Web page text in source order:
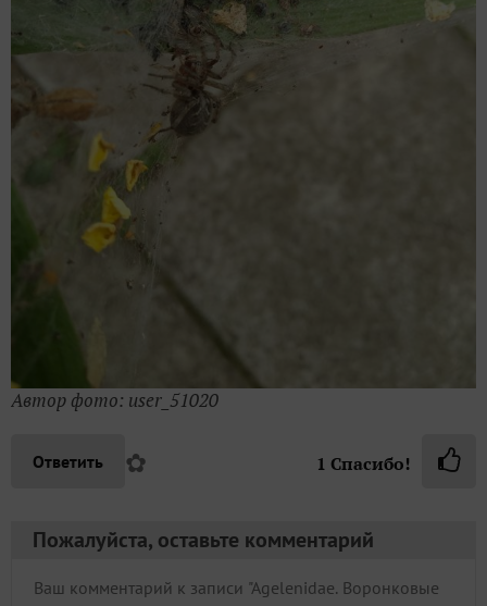
Автор фото: user_51020
Ответить ✿ 1 Спасибо!
Пожалуйста, оставьте комментарий